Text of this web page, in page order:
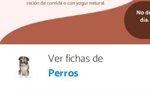
Ver fichas de
Perros